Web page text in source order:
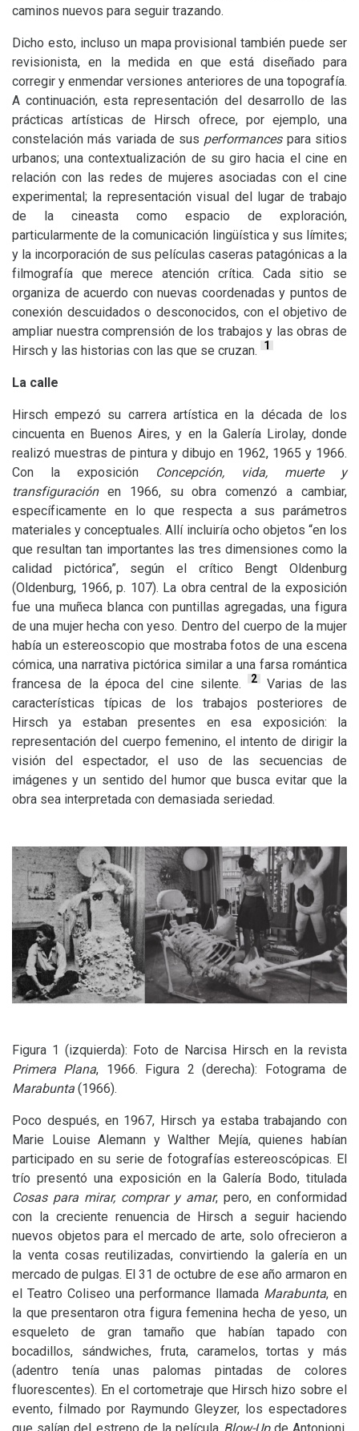
caminos nuevos para seguir trazando.
Dicho esto, incluso un mapa provisional también puede ser
revisionista, en la medida en que está diseñado para
corregir y enmendar versiones anteriores de una topografía.
A continuación, esta representación del desarrollo de las
prácticas artísticas de Hirsch ofrece, por ejemplo, una
constelación más variada de sus performancespara sitios
urbanos; una contextualización de su giro hacia el cine en
relación con las redes de mujeres asociadas con el cine
experimental; la representación visual del lugar de trabajo
de la cineasta como espacio de exploración,
particularmente de la comunicación lingüística y sus límites;
y la incorporación de sus películas caseras patagónicas a la
filmografía que merece atención crítica. Cada sitio se
organiza de acuerdo con nuevas coordenadas y puntos de
conexión descuidados o desconocidos, con el objetivo de
ampliar nuestra comprensión de los trabajos y las obras de
Hirsch y las historias con las que se cruzan.
1
La calle
Hirsch empezó su carrera artística en la década de los
cincuenta en Buenos Aires, y en la Galería Lirolay, donde
realizó muestras de pintura y dibujo en 1962, 1965 y 1966.
Con la exposición
Concepción, vida, muerte y
transfiguración en 1966, su obra comenzó a cambiar,
específicamente en lo que respecta a sus parámetros
materiales y conceptuales. Allí incluiría ocho objetos “en los
que resultan tan importantes las tres dimensiones como la
calidad pictórica”, según el crítico Bengt Oldenburg
(Oldenburg, 1966, p. 107). La obra central de la exposición
fue una muñeca blanca con puntillas agregadas, una figura
de una mujer hecha con yeso. Dentro del cuerpo de la mujer
había un estereoscopio que mostraba fotos de una escena
cómica, una narrativa pictórica similar a una farsa romántica
francesa de la época del cine silente. 2
Varias de las
características típicas de los trabajos posteriores de
Hirsch ya estaban presentes en esa exposición: la
representación del cuerpo femenino, el intento de dirigir la
visión del espectador, el uso de las secuencias de
imágenes y un sentido del humor que busca evitar que la
obra sea interpretada con demasiada seriedad.
Figura 1 (izquierda): Foto de Narcisa Hirsch en la revista
Primera Plana, 1966. Figura 2 (derecha): Fotograma de
Marabunta (1966).
Poco después, en 1967, Hirsch ya estaba trabajando con
Marie Louise Alemann y Walther Mejía, quienes habían
participado en su serie de fotografías estereoscópicas. El
trío presentó una exposición en la Galería Bodo, titulada
Cosas para mirar, comprar y amar, pero, en conformidad
con la creciente renuencia de Hirsch a seguir haciendo
nuevos objetos para el mercado de arte, solo ofrecieron a
la venta cosas reutilizadas, convirtiendo la galería en un
mercado de pulgas. El 31 de octubre de ese año armaron en
el Teatro Coliseo una performance llamada Marabunta, en
la que presentaron otra figura femenina hecha de yeso, un
esqueleto de gran tamaño que habían tapado con
bocadillos, sándwiches, fruta, caramelos, tortas y más
(adentro tenía unas palomas pintadas de colores
fluorescentes). En el cortometraje que Hirsch hizo sobre el
evento, filmado por Raymundo Gleyzer, los espectadores